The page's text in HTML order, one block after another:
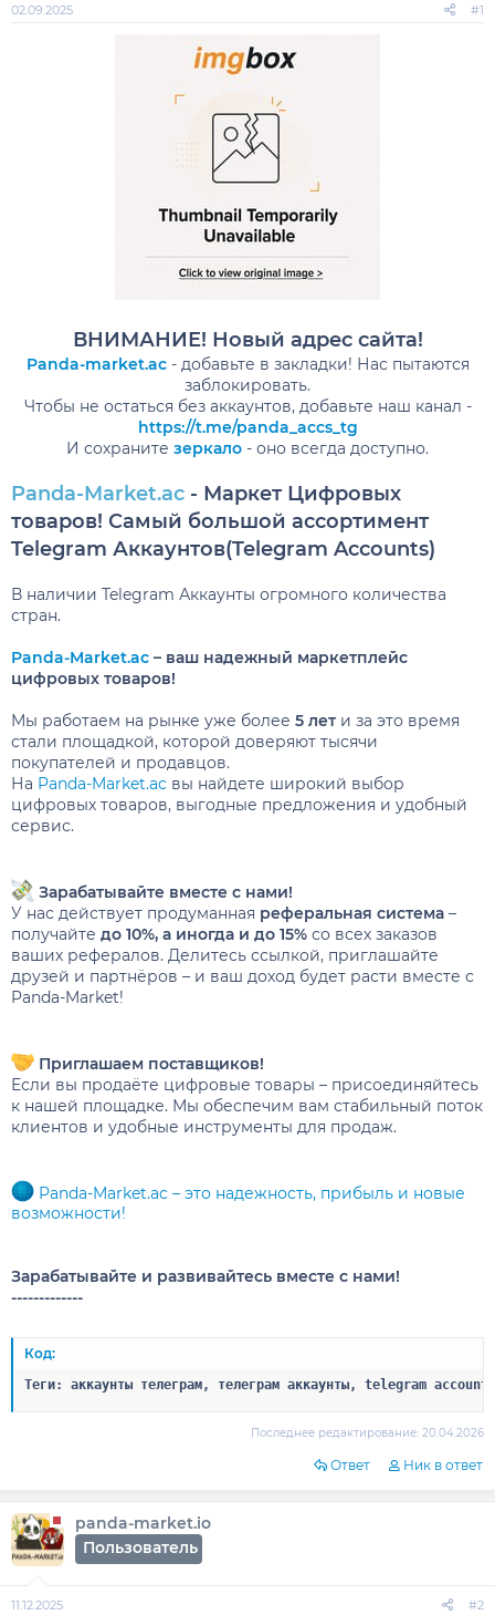
02.09.2025 #1
ВНИМАНИЕ! Новый адрес сайта!
Panda-market.ac- добавьте в закладки! Нас пытаются
заблокировать.
Чтобы не остаться без аккаунтов, добавьте наш канал -
https://t.me/panda_accs_tg
И сохраните зеркало - оно всегда доступно.​
Panda-Market.ac - Маркет Цифровых
товаров! Самый большой ассортимент
Telegram Аккаунтов(Telegram Accounts)
В наличии Telegram Аккаунты огромного количества
стран.
Panda-Market.ac – ваш надежный маркетплейс
цифровых товаров!
Мы работаем на рынке уже более 5 лет и за это время
стали площадкой, которой доверяют тысячи
покупателей и продавцов.
На Panda-Market.ac вы найдете широкий выбор
цифровых товаров, выгодные предложения и удобный
сервис.
Зарабатывайте вместе с нами!
У нас действует продуманная реферальная система –
получайте до 10%, а иногда и до 15% со всех заказов
ваших рефералов. Делитесь ссылкой, приглашайте
друзей и партнёров – и ваш доход будет расти вместе с
Panda-Market!
Приглашаем поставщиков!
Если вы продаёте цифровые товары – присоединяйтесь
к нашей площадке. Мы обеспечим вам стабильный поток
клиентов и удобные инструменты для продаж.
Panda-Market.ac – это надежность, прибыль и новые
возможности!
Зарабатывайте и развивайтесь вместе с нами!
-------------
Код:
Теги: аккаунты телеграм, телеграм аккаунты, telegram
Последнее редактирование: 20.04.2026
Ответ Ник в ответ
panda-market.io
Пользователь
11.12.2025 #2